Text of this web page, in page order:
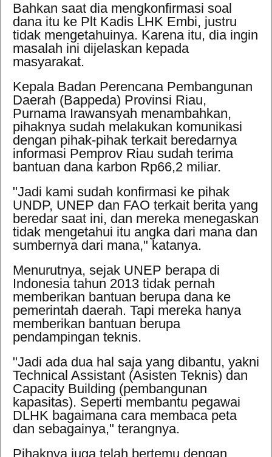
Bahkan saat dia mengkonfirmasi soal
dana itu ke Plt Kadis LHK Embi, justru
tidak mengetahuinya. Karena itu, dia ingin
masalah ini dijelaskan kepada
masyarakat.
Kepala Badan Perencana Pembangunan
Daerah (Bappeda) Provinsi Riau,
Purnama Irawansyah menambahkan,
pihaknya sudah melakukan komunikasi
dengan pihak-pihak terkait beredarnya
informasi Pemprov Riau sudah terima
bantuan dana karbon Rp66,2 miliar.
"Jadi kami sudah konfirmasi ke pihak
UNDP, UNEP dan FAO terkait berita yang
beredar saat ini, dan mereka menegaskan
tidak mengetahui itu angka dari mana dan
sumbernya dari mana," katanya.
Menurutnya, sejak UNEP berapa di
Indonesia tahun 2013 tidak pernah
memberikan bantuan berupa dana ke
pemerintah daerah. Tapi mereka hanya
memberikan bantuan berupa
pendampingan teknis.
"Jadi ada dua hal saja yang dibantu, yakni
Technical Assistant (Asisten Teknis) dan
Capacity Building (pembangunan
kapasitas). Seperti membantu pegawai
DLHK bagaimana cara membaca peta
dan sebagainya," terangnya.
Pihaknya juga telah bertemu dengan